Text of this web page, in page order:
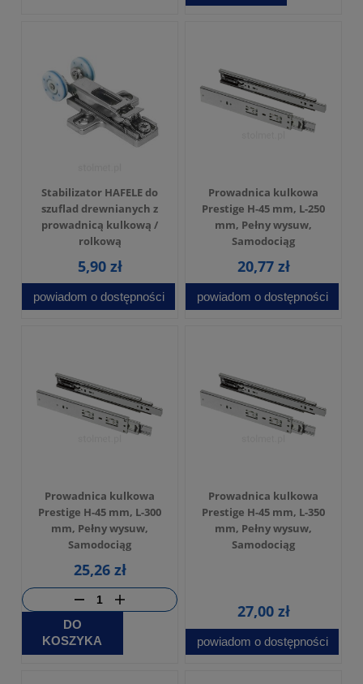
Stabilizator HAFELE do
szuflad drewnianych z
prowadnicą kulkową /
rolkową
5,90 zł
powiadom o dostępności
Prowadnica kulkowa
Prestige H-45 mm, L-250
mm, Pełny wysuw,
Samodociąg
20,77 zł
powiadom o dostępności
Prowadnica kulkowa
Prestige H-45 mm, L-300
mm, Pełny wysuw,
Samodociąg
25,26 zł
DO
KOSZYKA
Prowadnica kulkowa
Prestige H-45 mm, L-350
mm, Pełny wysuw,
Samodociąg
27,00 zł
powiadom o dostępności